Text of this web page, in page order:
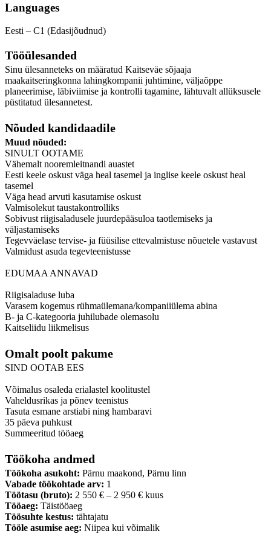
Languages
Eesti – C1 (Edasijõudnud)
Tööülesanded
Sinu ülesanneteks on määratud Kaitseväe sõjaaja
maakaitseringkonna lahingkompanii juhtimine, väljaõppe
planeerimise, läbiviimise ja kontrolli tagamine, lähtuvalt allüksusele
püstitatud ülesannetest.
Nõuded kandidaadile
Muud nõuded:
SINULT OOTAME
Vähemalt nooremleitnandi auastet
Eesti keele oskust väga heal tasemel ja inglise keele oskust heal
tasemel
Väga head arvuti kasutamise oskust
Valmisolekut taustakontrolliks
Sobivust riigisaladusele juurdepääsuloa taotlemiseks ja
väljastamiseks
Tegevväelase tervise- ja füüsilise ettevalmistuse nõuetele vastavust
Valmidust asuda tegevteenistusse
EDUMAA ANNAVAD
Riigisaladuse luba
Varasem kogemus rühmaülemana/kompaniiülema abina
B- ja C-kategooria juhilubade olemasolu
Kaitseliidu liikmelisus
Omalt poolt pakume
SIND OOTAB EES
Võimalus osaleda erialastel koolitustel
Vaheldusrikas ja põnev teenistus
Tasuta esmane arstiabi ning hambaravi
35 päeva puhkust
Summeeritud tööaeg
Töökoha andmed
Töökoha asukoht: Pärnu maakond, Pärnu linn
Vabade töökohtade arv: 1
Töötasu (bruto): 2 550 € – 2 950 € kuus
Tööaeg: Täistööaeg
Töösuhte kestus: tähtajatu
Tööle asumise aeg: Niipea kui võimalik